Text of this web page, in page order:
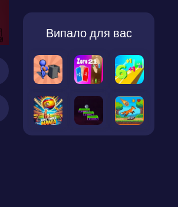
Випало для вас